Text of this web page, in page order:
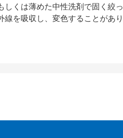
くは薄めた中性洗剤で固く絞
を吸収し、変色することがあ